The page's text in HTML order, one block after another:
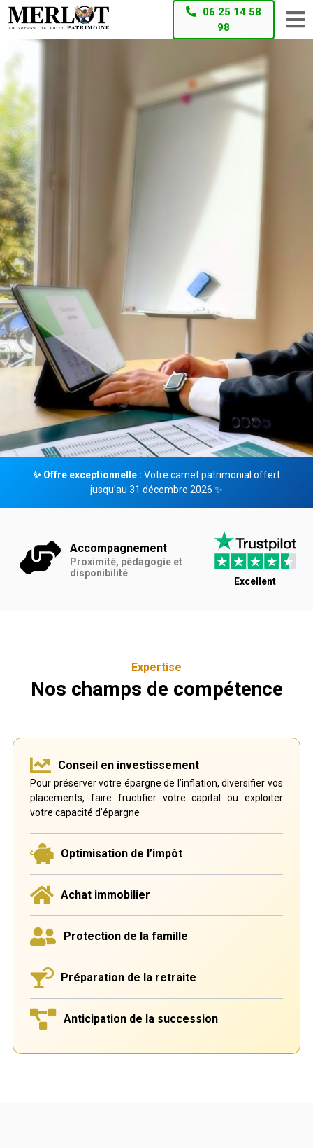
06 25 14 58
98
✨ Offre exceptionnelle : Votre carnet patrimonial offert
jusqu’au 31 décembre 2026 ✨
Accompagnement
Proximité, pédagogie et
disponibilité
Excellent
Expertise
Nos champs de compétence
Conseil en investissement
Pour préserver votre épargne de l’inflation, diversifier vos
placements, faire fructifier votre capital ou exploiter
votre capacité d’épargne
Optimisation de l’impôt
Achat immobilier
Protection de la famille
Préparation de la retraite
Anticipation de la succession